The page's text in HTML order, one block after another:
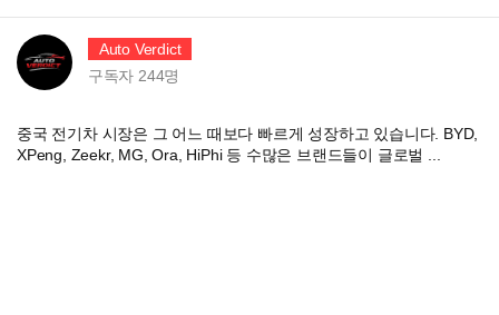
Auto Verdict
구독자 244명
중국 전기차 시장은 그 어느 때보다 빠르게 성장하고 있습니다. BYD,
XPeng, Zeekr, MG, Ora, HiPhi 등 수많은 브랜드들이 글로벌 ...